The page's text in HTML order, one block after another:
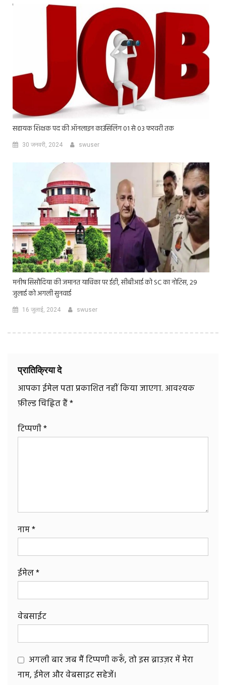
सहायक शिक्षक पद की ऑनलाइन काउंसिलिंग 01 से 03 फरवरी तक
30 जनवरी, 2024 swuser
मनीष सिसौदिया की जमानत याचिका पर ईडी, सीबीआई को SC का नोटिस, 29
जुलाई को अगली सुनवाई
16 जुलाई, 2024 swuser
प्रातिक्रिया दे
आपका ईमेल पता प्रकाशित नहीं किया जाएगा. आवश्यक
फ़ील्ड चिह्नित हैं*
टिप्पणी*
नाम*
ईमेल*
वेबसाईट
अगली बार जब मैं टिप्पणी करूँ, तो इस ब्राउज़र में मेरा
नाम, ईमेल और वेबसाइट सहेजें।